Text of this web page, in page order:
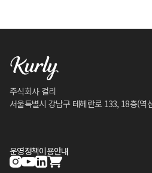
주식회사 컬리
서울특별시 강남구 테헤란로 133, 18층(역
운영정책이용안내